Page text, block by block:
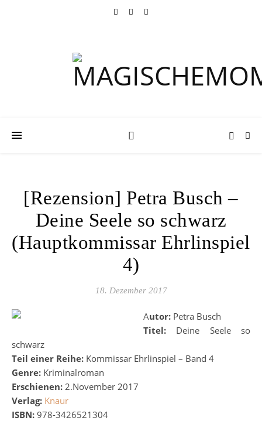
[Rezension] Petra Busch –
Deine Seele so schwarz
(Hauptkommissar Ehrlinspiel
4)
18. Dezember 2017
Autor: Petra Busch
Titel: Deine Seele so
schwarz
Teil einer Reihe: Kommissar Ehrlinspiel – Band 4
Genre: Kriminalroman
Erschienen: 2.November 2017
Verlag: Knaur
ISBN: 978-3426521304